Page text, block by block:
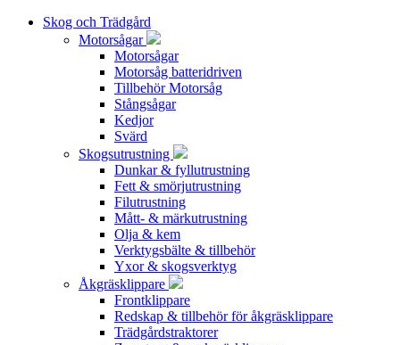
Skog och Trädgård
Motorsågar
Motorsågar
Motorsåg batteridriven
Tillbehör Motorsåg
Stångsågar
Kedjor
Svärd
Skogsutrustning
Dunkar & fyllutrustning
Fett & smörjutrustning
Filutrustning
Mått- & märkutrustning
Olja & kem
Verktygsbälte & tillbehör
Yxor & skogsverktyg
Åkgräsklippare
Frontklippare
Redskap & tillbehör för åkgräsklippare
Trädgårdstraktorer